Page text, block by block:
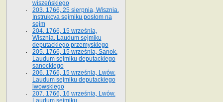
wiszeńskiego
203. 1766, 25 sierpnia, Wisznia.
Instrukcya sejmiku posłom na
sejm
204. 1766, 15 września,
Wisznia. Laudum sejmiku
deputackiego przemyskiego
205. 1766, 15 września, Sanok.
Laudum sejmiku deputackiego
sanockiego
206. 1766, 15 września, Lwów.
Laudum sejmiku deputackiego
lwowskiego
207. 1766, 16 września, Lwów.
Laudum sejmiku